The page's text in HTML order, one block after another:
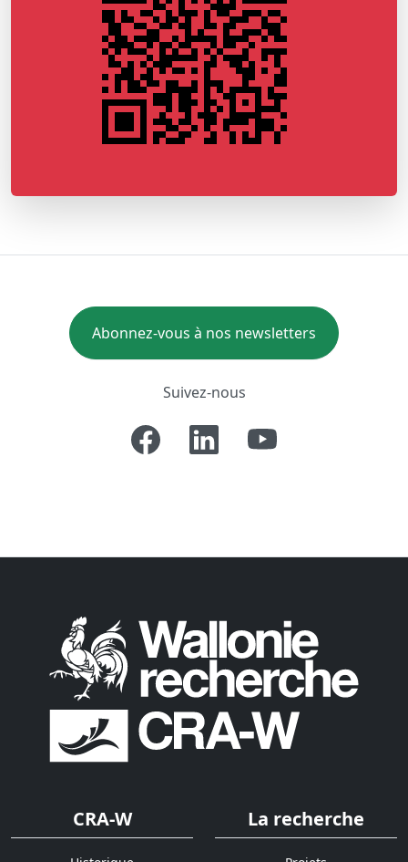
Abonnez-vous à nos newsletters
Suivez-nous
CRA-W La recherche